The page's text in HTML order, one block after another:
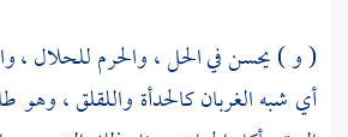
( و ) يحسن في الحل ، والحرم للحلال ،
أي شبه الغربان كالحدأة واللقلق ، وهو